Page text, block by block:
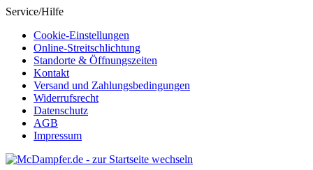
Service/Hilfe
Cookie-Einstellungen
Online-Streitschlichtung
Standorte & Öffnungszeiten
Kontakt
Versand und Zahlungsbedingungen
Widerrufsrecht
Datenschutz
AGB
Impressum